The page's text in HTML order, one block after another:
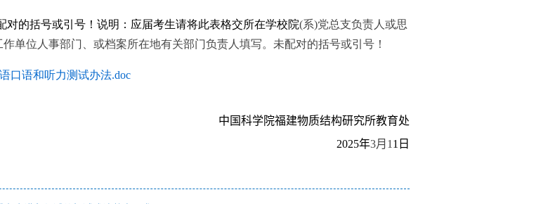
对的括号或引号！ 说明：应届考生请将此表格交所在学校院(系)党总支负责人或思
单位人事部门、或档案所在地有关部门负责人填写。未配对的括号或引号！
口语和听力测试办法.doc
中国科学院福建物质结构研究所教育处
2025年3月 1 1 日